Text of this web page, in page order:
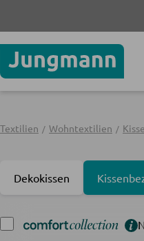
Textilien Wohntextilien
Dekokissen